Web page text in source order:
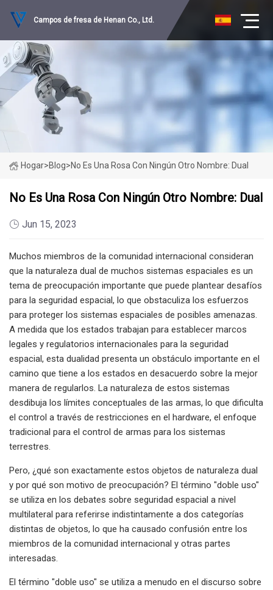
Campos de fresa de Henan Co., Ltd.
Hogar>Blog>No Es Una Rosa Con Ningún Otro Nombre: Dual
No Es Una Rosa Con Ningún Otro Nombre: Dual
Jun 15, 2023
Muchos miembros de la comunidad internacional consideran
que la naturaleza dual de muchos sistemas espaciales es un
tema de preocupación importante que puede plantear desafíos
para la seguridad espacial, lo que obstaculiza los esfuerzos
para proteger los sistemas espaciales de posibles amenazas.
A medida que los estados trabajan para establecer marcos
legales y regulatorios internacionales para la seguridad
espacial, esta dualidad presenta un obstáculo importante en el
camino que tiene a los estados en desacuerdo sobre la mejor
manera de regularlos. La naturaleza de estos sistemas
desdibuja los límites conceptuales de las armas, lo que dificulta
el control a través de restricciones en el hardware, el enfoque
tradicional para el control de armas para los sistemas
terrestres.
Pero, ¿qué son exactamente estos objetos de naturaleza dual
y por qué son motivo de preocupación? El término "doble uso"
se utiliza en los debates sobre seguridad espacial a nivel
multilateral para referirse indistintamente a dos categorías
distintas de objetos, lo que ha causado confusión entre los
miembros de la comunidad internacional y otras partes
interesadas.
El término "doble uso" se utiliza a menudo en el discurso sobre